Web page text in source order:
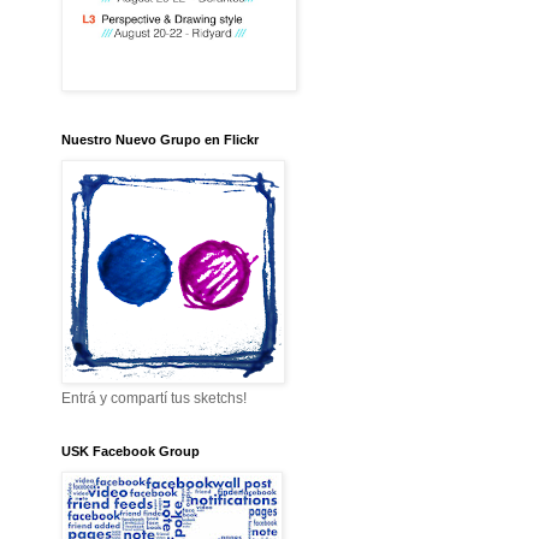
Nuestro Nuevo Grupo en Flickr
Entrá y compartí tus sketchs!
USK Facebook Group